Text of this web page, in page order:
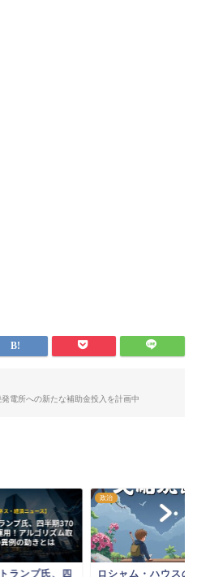
電所への新たな補助金投入を計画中
ランプ氏、四
政治
ロシャム・ハウスの